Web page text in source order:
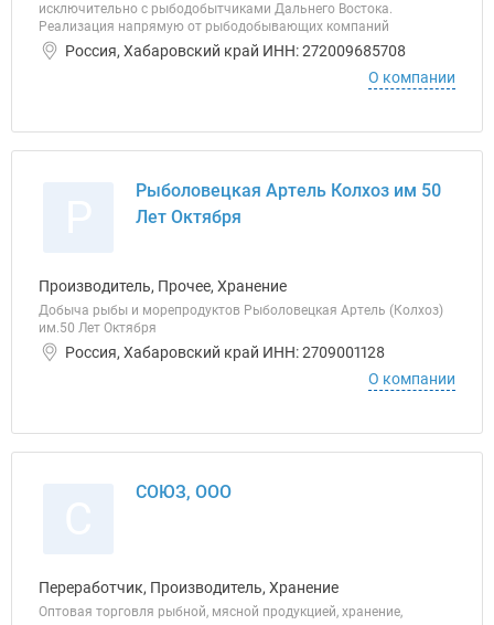
исключительно с рыбодобытчиками Дальнего Востока.
Реализация напрямую от рыбодобывающих компаний
Россия, Хабаровский край ИНН: 272009685708
О компании
Рыболовецкая Артель Колхоз им 50
Лет Октября
Производитель, Прочее, Хранение
Добыча рыбы и морепродуктов Рыболовецкая Артель (Колхоз)
им.50 Лет Октября
Россия, Хабаровский край ИНН: 2709001128
О компании
СОЮЗ, ООО
Переработчик, Производитель, Хранение
Оптовая торговля рыбной, мясной продукцией, хранение,